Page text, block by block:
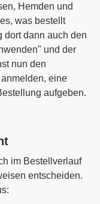
Hemden und
was bestellt
dort dann auch den
und der
nun den
eine
aufgeben.
im Bestellverlauf
entscheiden.